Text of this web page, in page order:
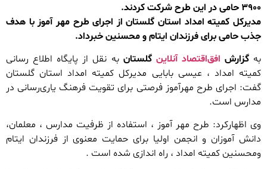
۳۹۰۰ حامی در این طرح شرکت کردند.
مدیرکل کمیته امداد استان گلستان از اجرای طرح مهر آموز با هدف
جذب حامی برای فرزندان ایتام و محسنین خبرداد.
به گزارش افق‌اقتصاد آنلاین گلستان به نقل از پایگاه اطلاع رسانی
کمیته امداد ، عیسی بابایی مدیرکل کمیته امداد استان گلستان
گفت: اجرای طرح مهرآموز فرصتی برای تقویت فرهنگ یاری‌رسانی در
مدارس است.
وی اظهارکرد: طرح مهر آموز ، استفاده از ظرفیت مدارس ، معلمان،
دانش آموزان و انجمن اولیا برای حمایت معنوی از فرزندان ایتام
ومحسنین کمیته امداد ، راه اندازی شده است .